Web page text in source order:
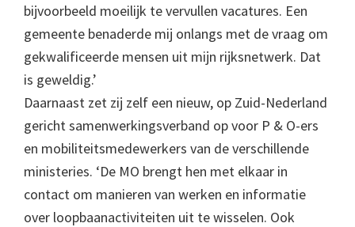
bijvoorbeeld moeilijk te vervullen vacatures. Een
gemeente benaderde mij onlangs met de vraag om
gekwalificeerde mensen uit mijn rijksnetwerk. Dat
is geweldig.’
Daarnaast zet zij zelf een nieuw, op Zuid-Nederland
gericht samenwerkingsverband op voor P & O-ers
en mobiliteitsmedewerkers van de verschillende
ministeries. ‘De MO brengt hen met elkaar in
contact om manieren van werken en informatie
over loopbaanactiviteiten uit te wisselen. Ook